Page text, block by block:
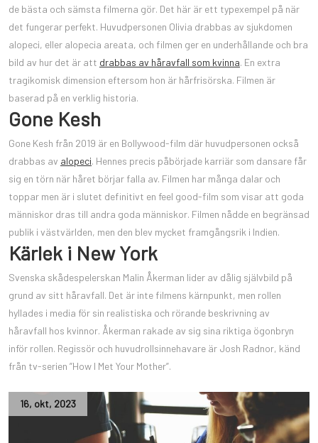
de bästa och sämsta filmerna gör. Det här är ett typexempel på när
det fungerar perfekt. Huvudpersonen Olivia drabbas av sjukdomen
alopeci, eller alopecia areata, och filmen ger en underhållande och bra
bild av hur det är att drabbas av håravfall som kvinna. En extra
tragikomisk dimension eftersom hon är hårfrisörska. Filmen är
baserad på en verklig historia.
Gone Kesh
Gone Kesh från 2019 är en Bollywood-film där huvudpersonen också
drabbas av alopeci. Hennes precis påbörjade karriär som dansare får
sig en törn när håret börjar falla av. Filmen har många dalar och
toppar men är i slutet definitivt en feel good-film som visar att goda
människor dras till andra goda människor. Filmen nådde en begränsad
publik i västvärlden, men den blev mycket framgångsrik i Indien.
Kärlek i New York
Svenska skådespelerskan Malin Åkerman lider av dålig självbild på
grund av sitt håravfall. Det är inte filmens kärnpunkt, men rollen
hyllades i media för sin realistiska och rörande beskrivning av
håravfall hos kvinnor. Åkerman rakade av sig sina riktiga ögonbryn
inför rollen. Regissör och huvudrollsinnehavare är Josh Radnor, känd
från tv-serien ”How I Met Your Mother”.
16, okt, 2023